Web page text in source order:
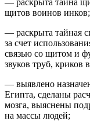
щитов воинов инков;
— раскрыта тайная
за счет
связью со щитом и
звуков труб, криков
— выявлено
Египта, сделаны
мозга, выяснены
на массы людей;